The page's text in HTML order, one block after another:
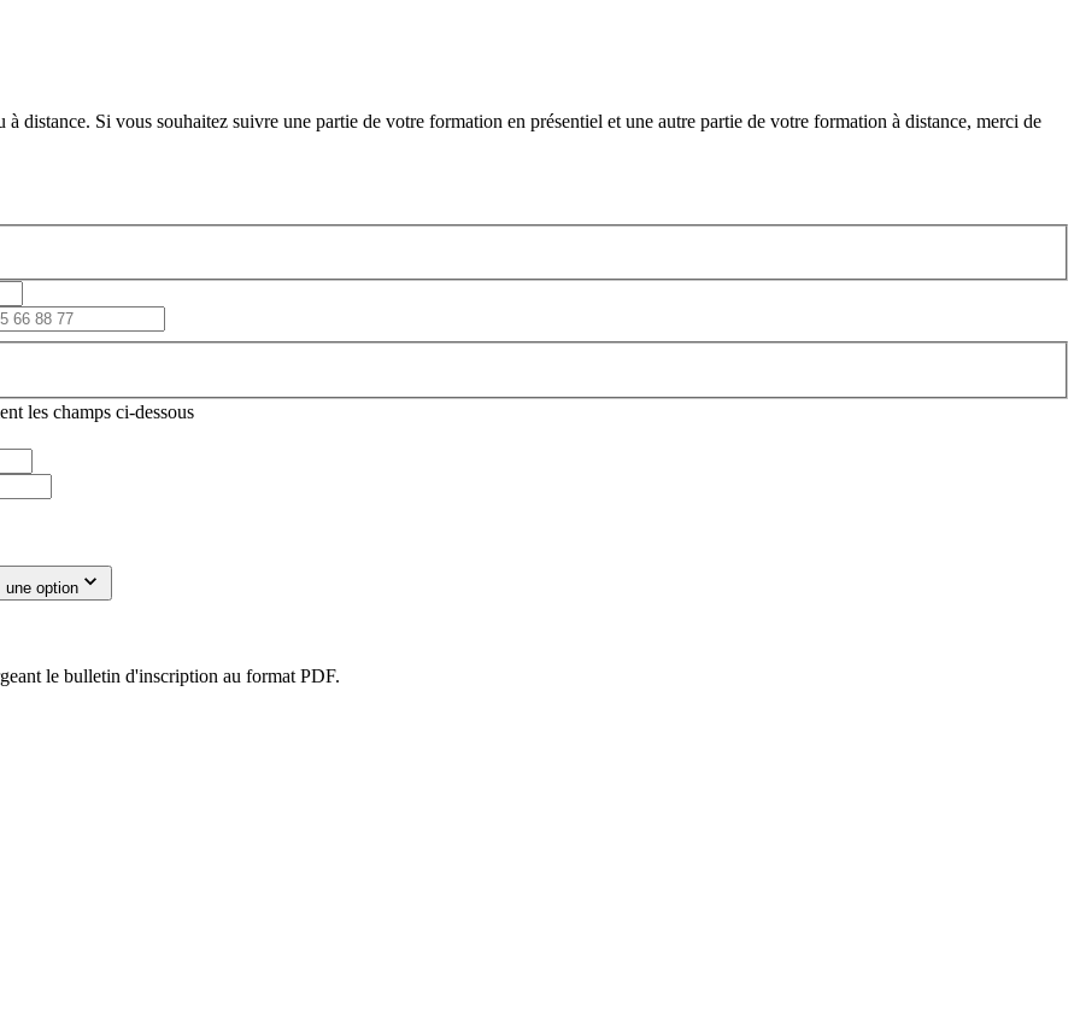
distance. Si vous souhaitez suivre une partie de votre formation en présentiel et une autre partie de votre formation à distance, merci de
les champs ci-dessous
une option
le bulletin d'inscription au format PDF.